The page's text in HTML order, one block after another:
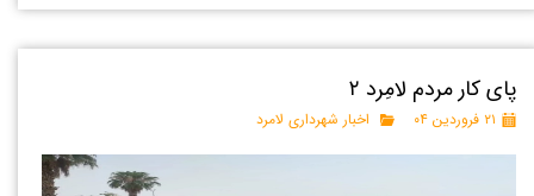
پای کار مردم لامِرد ۲
۲۱ فروردین ۰۴ اخبار شهرداری لامرد